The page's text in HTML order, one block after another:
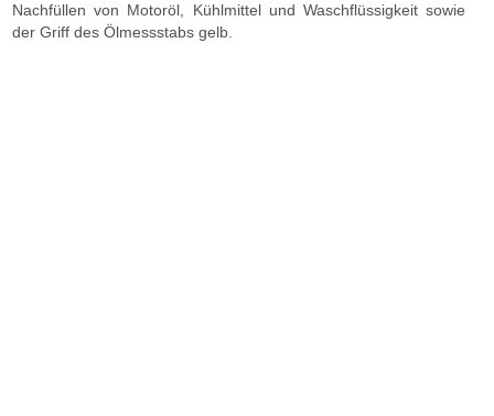
Nachfüllen von Motoröl, Kühlmittel und Waschflüssigkeit sowie
der Griff des Ölmessstabs gelb.